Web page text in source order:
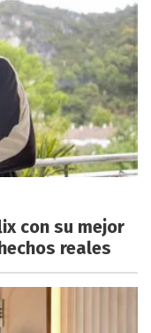
con su mejor
reales